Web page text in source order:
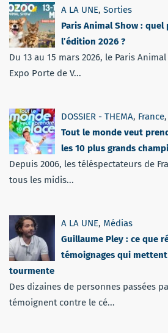
A LA UNE, Sorties
Paris Animal Show :
l’édition 2026 ?
Du 13 au 15 mars 2026, le Paris
Expo Porte de V...
DOSSIER - THEMA, France,
Tout le monde veut
les 10 plus grands
Depuis 2006, les téléspectateurs de
tous les midis...
A LA UNE, Médias
Guillaume Pley : ce que
témoignages qui
tourmente
Des dizaines de personnes passées
témoignent contre le cé...